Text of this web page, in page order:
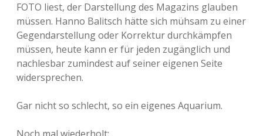
FOTO liest, der Darstellung des Magazins glauben
müssen. Hanno Balitsch hätte sich mühsam zu einer
Gegendarstellung oder Korrektur durchkämpfen
müssen, heute kann er für jeden zugänglich und
nachlesbar zumindest auf seiner eigenen Seite
widersprechen.
Gar nicht so schlecht, so ein eigenes Aquarium.